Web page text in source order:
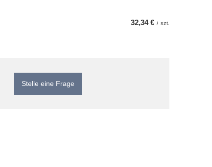
32,34 € / szt.
Stelle eine Frage